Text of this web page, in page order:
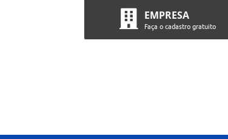
EMPRESA
Faça o cadastro gratuito